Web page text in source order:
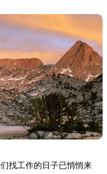
找工作的日子已悄悄来